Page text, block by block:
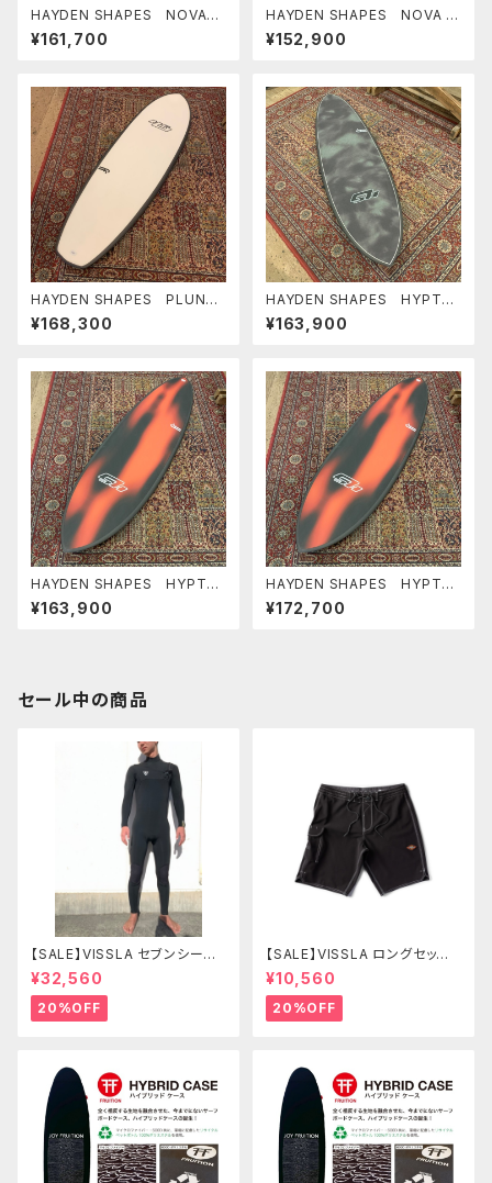
HAYDEN SHAPES NOVA
6'0" FUTURE FLEX ヘイデ
ンシェイプス
¥161,700
HAYDEN SHAPES NOVA F
UTURE FLEX ヘイデンシェ
イプス ニューモデル
¥152,900
HAYDEN SHAPES PLUNDE
R FUTURE FLEX ヘイデン
シェイプス ヒプトクリプト 小
¥168,300
HAYDEN SHAPES HYPTO
KRYPTO FUTURE FLEX TIE
DYE GREEN NEW COLOR ヘ
¥163,900
HAYDEN SHAPES HYPTO
KRYPTO FUTURE FLEX
5’10” RED PLASMA NEW C
¥163,900
HAYDEN SHAPES HYPTO
KRYPTO FUTURE FLEX
6’0” RED PLASMA NEW C
¥172,700
セール中の商品
【SALE】VISSLA セブンシーズ
コンプ 3-2mm フルチェストジ
ップ SIZE L カラーBL2
¥32,560
20%OFF
【SALE】VISSLA ロングセッツ
21 サーフパンツ 水着 ヴィスラ
ボードショーツ
¥10,560
20%OFF